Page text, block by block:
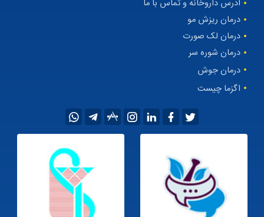
فروشگاه داروخانه آنلاین مهتاطب
شرایط بازنشر محتوا
ادرس داروخانه و تماس با ما
درمان ریزش مو
درمان لک صورت
اگزما چیست